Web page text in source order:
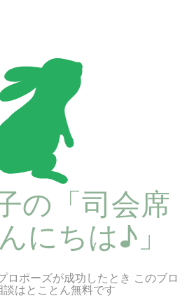
の「司会席
にちは♪」
ロポーズが成功したとき このブロ
談はとことん無料です